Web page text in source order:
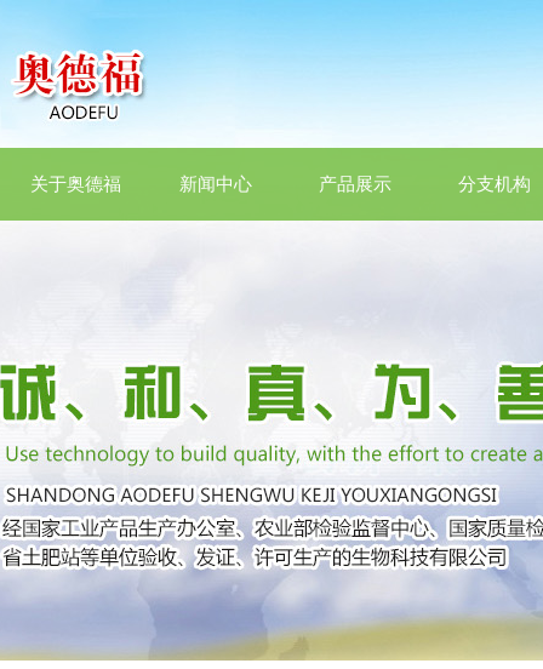
关于奥德福 新闻中心 产品展示 分支机构